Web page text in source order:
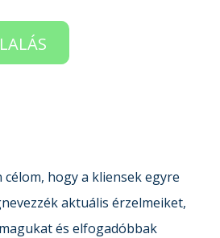
hogy a kliensek egyre
aktuális érzelmeiket,
és elfogadóbbak